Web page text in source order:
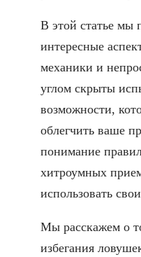
В этой статье мы
интересные
механики и
углом скрыты
возможности,
облегчить ваше
понимание
хитроумных
использовать
Мы расскажем о
избегания